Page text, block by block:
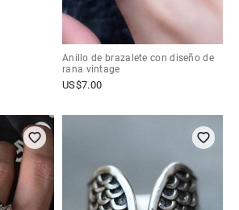
Anillo de brazalete con diseño de
rana vintage
US$7.00